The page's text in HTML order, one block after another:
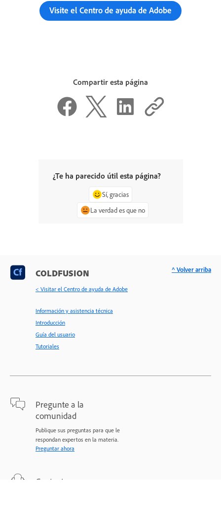
Visite el Centro de ayuda de Adobe
Compartir esta página
¿Te ha parecido útil esta página?
Sí, gracias
La verdad es que no
COLDFUSION
< Visitar el Centro de ayuda de Adobe
Información y asistencia técnica
Introducción
Guía del usuario
Tutoriales
Pregunte a la
comunidad
Publique sus preguntas para que le
respondan expertos en la materia.
Preguntar ahora
Contacto
^ Volver arriba